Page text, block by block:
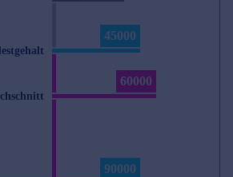
45000
60000
90000